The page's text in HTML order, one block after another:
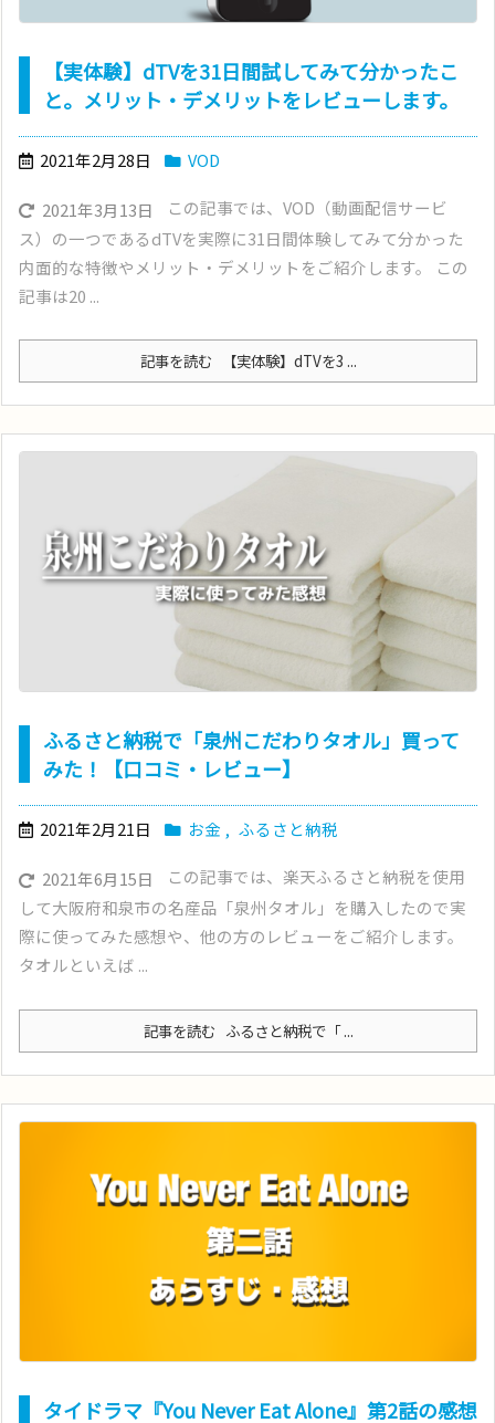
【実体験】dTVを31日間試してみて分かったこ
と。メリット・デメリットをレビューします。
2021年2月28日 VOD
2021年3月13日
この記事では、VOD（動画配信サービ
ス）の一つであるdTVを実際に31日間体験してみて分かった
内面的な特徴やメリット・デメリットをご紹介します。 この
記事は20 ...
記事を読む 【実体験】dTVを3 ...
ふるさと納税で「泉州こだわりタオル」買って
みた！【口コミ・レビュー】
2021年2月21日 お金 , ふるさと納税
2021年6月15日
この記事では、楽天ふるさと納税を使用
して大阪府和泉市の名産品「泉州タオル」を購入したので実
際に使ってみた感想や、他の方のレビューをご紹介します。
タオルといえば ...
記事を読む ふるさと納税で「 ...
タイドラマ『You Never Eat Alone』第2話の感想